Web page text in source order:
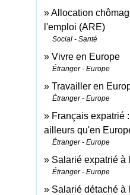
Allocation
l'emploi (ARE)
Social - Santé
Vivre en Europe
Étranger - Europe
Travailler en
Étranger - Europe
Français expatrié
ailleurs qu'en
Étranger - Europe
Salarié expatrié à
Étranger - Europe
Salarié détaché à